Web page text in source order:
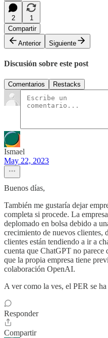
2
1
Compartir
Anterior
Siguiente
Discusión sobre este post
Comentarios Restacks
Ismael
May 22, 2023
Buenos días,
También me gustaría dejar
completa si procede. La
deplomado en bolsa debido a
crecimiento de nuevos clientes,
clientes están tendiendo a ir a
cuenta que ChatGPT no parece
que la propia empresa tiene
colaboración OpenAI.
A ver como la ves, el PER se
Responder
Compartir